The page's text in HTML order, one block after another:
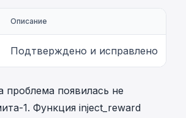
Описание
Подтверждено и исправлено
проблема появилась не
1. Функция inject_reward